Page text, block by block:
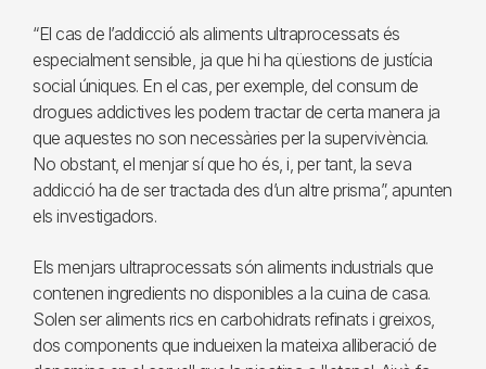
“El cas de l’addicció als aliments ultraprocessats és
especialment sensible, ja que hi ha qüestions de justícia
social úniques. En el cas, per exemple, del consum de
drogues addictives les podem tractar de certa manera ja
que aquestes no son necessàries per la supervivència.
No obstant, el menjar sí que ho és, i, per tant, la seva
addicció ha de ser tractada des d’un altre prisma”, apunten
els investigadors.
Els menjars ultraprocessats són aliments industrials que
contenen ingredients no disponibles a la cuina de casa.
Solen ser aliments rics en carbohidrats refinats i greixos,
dos components que indueixen la mateixa alliberació de